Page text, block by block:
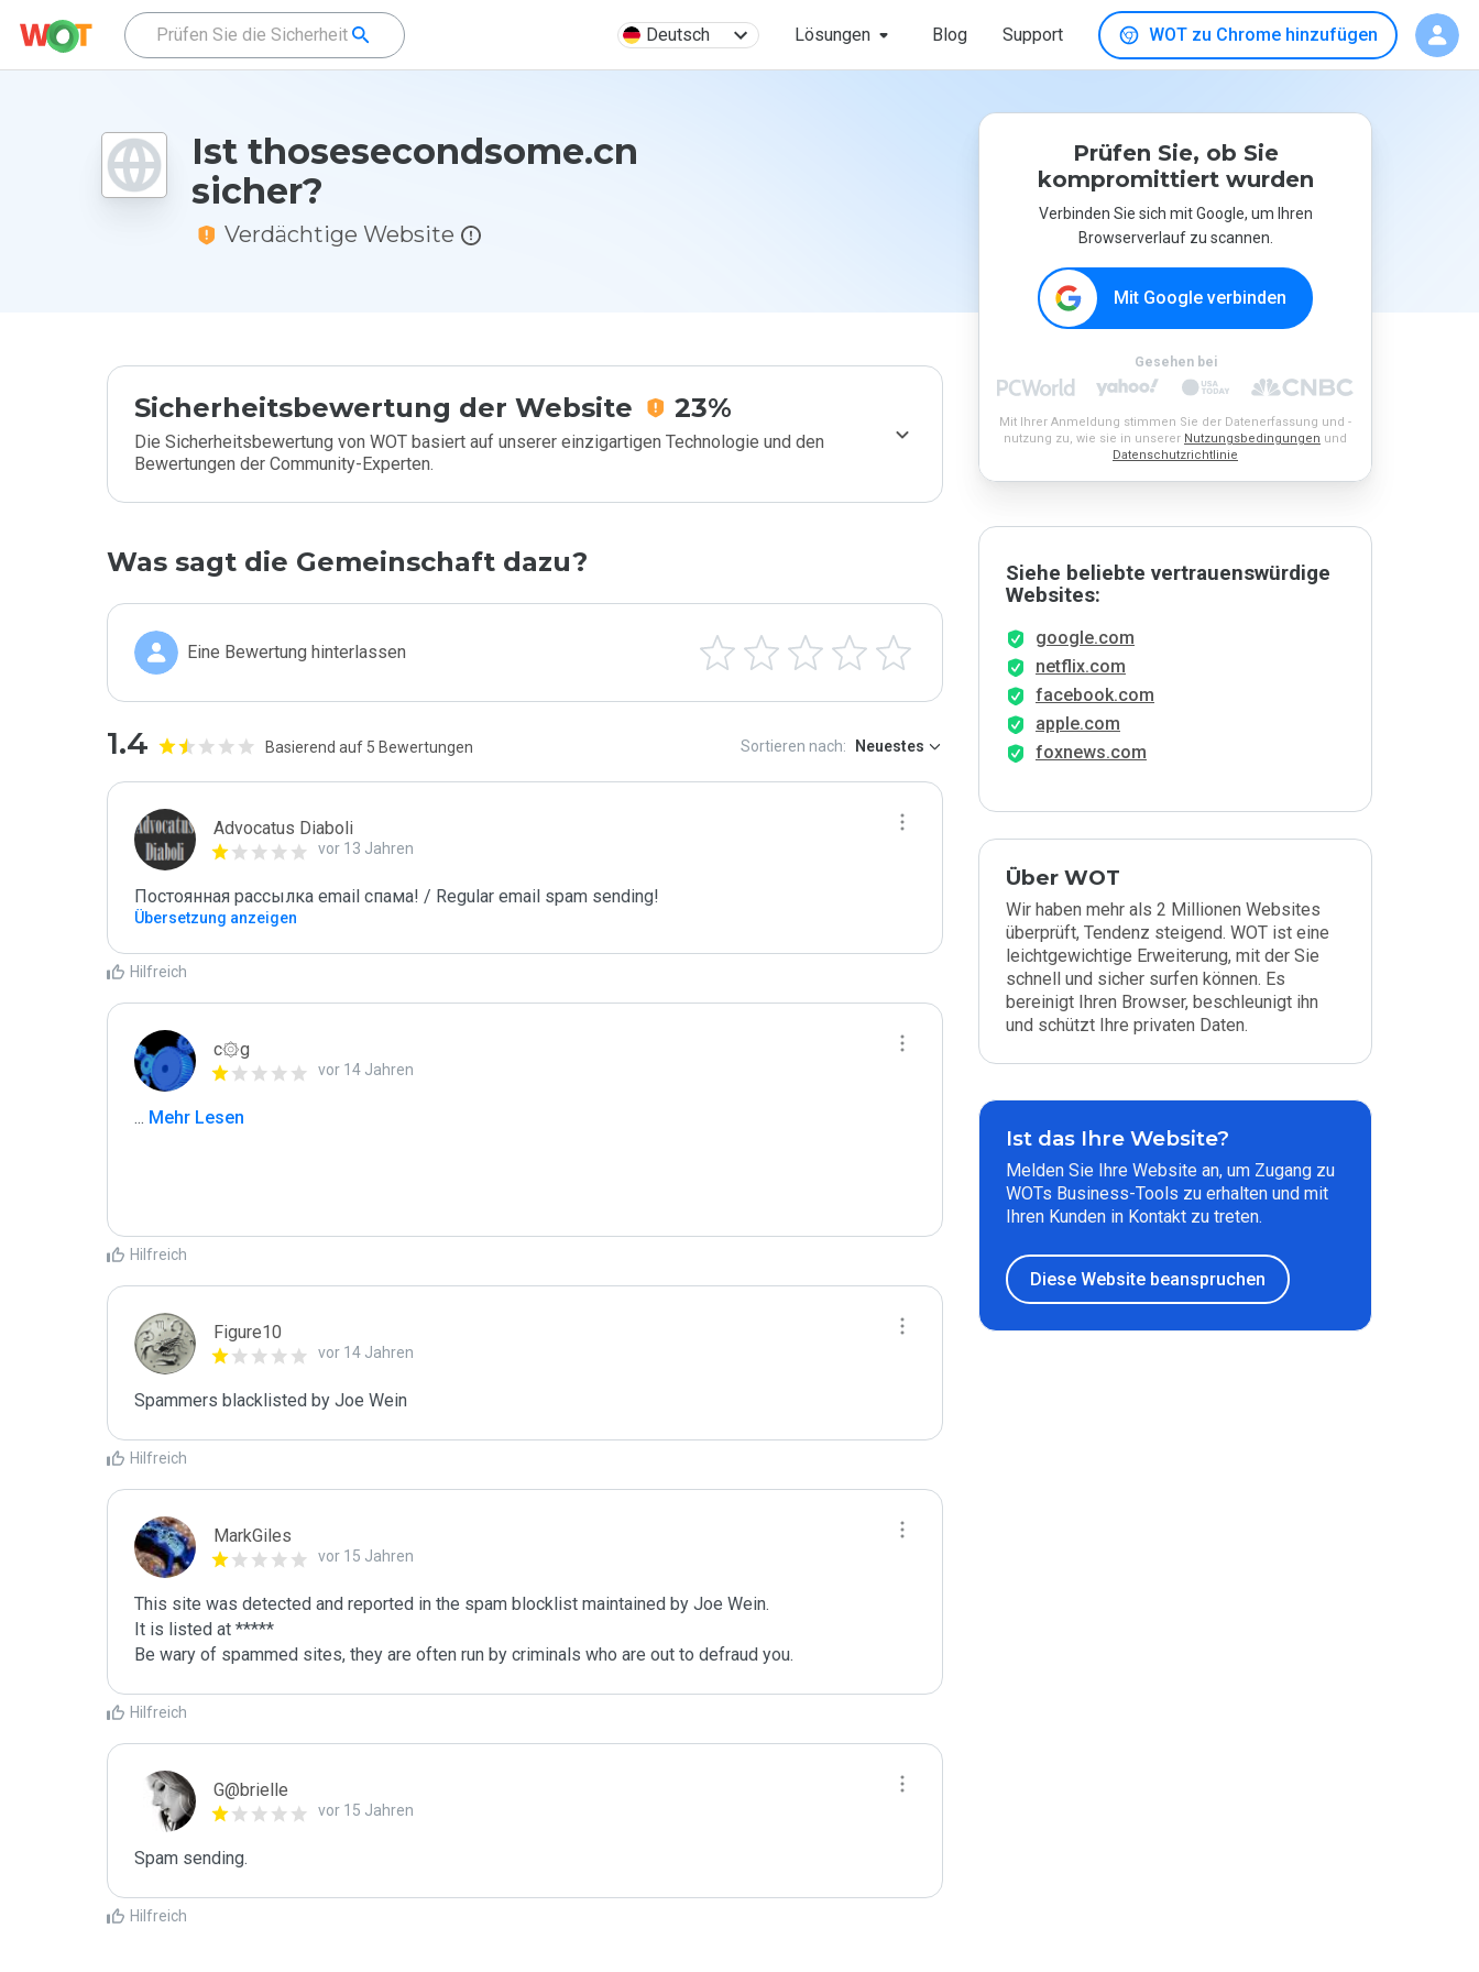
Deutsch Lösungen Blog Support WOT zu Chrome hinzufügen
Ist thosesecondsome.cn
sicher?
Verdächtige Website
Sicherheitsbewertung der Website 23%
Die Sicherheitsbewertung von WOT basiert auf unserer einzigartigen Technologie und den
Bewertungen der Community-Experten.
Was sagt die Gemeinschaft dazu?
Eine Bewertung hinterlassen
1.4 Basierend auf 5 Bewertungen Sortieren nach: Neuestes
Advocatus Diaboli
vor 13 Jahren
Постоянная рассылка email спама! / Regular email spam sending!
Übersetzung anzeigen
Hilfreich
c۞g
vor 14 Jahren
... Mehr Lesen
Hilfreich
Figure10
vor 14 Jahren
Spammers blacklisted by Joe Wein
Hilfreich
MarkGiles
vor 15 Jahren
This site was detected and reported in the spam blocklist maintained by Joe Wein.
It is listed at *****
Be wary of spammed sites, they are often run by criminals who are out to defraud you.
Hilfreich
G@brielle
vor 15 Jahren
Spam sending.
Hilfreich
Prüfen Sie, ob Sie
kompromittiert wurden
Verbinden Sie sich mit Google, um Ihren
Browserverlauf zu scannen.
Mit Google verbinden
Gesehen bei
Mit Ihrer Anmeldung stimmen Sie der Datenerfassung und -
nutzung zu, wie sie in unserer Nutzungsbedingungen und
Datenschutzrichtlinie
Siehe beliebte vertrauenswürdige
Websites:
google.com
netflix.com
facebook.com
apple.com
foxnews.com
Über WOT
Wir haben mehr als 2 Millionen Websites
überprüft, Tendenz steigend. WOT ist eine
leichtgewichtige Erweiterung, mit der Sie
schnell und sicher surfen können. Es
bereinigt Ihren Browser, beschleunigt ihn
und schützt Ihre privaten Daten.
Ist das Ihre Website?
Melden Sie Ihre Website an, um Zugang zu
WOTs Business-Tools zu erhalten und mit
Ihren Kunden in Kontakt zu treten.
Diese Website beanspruchen